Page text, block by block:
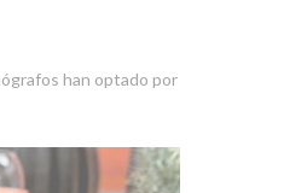
han optado por